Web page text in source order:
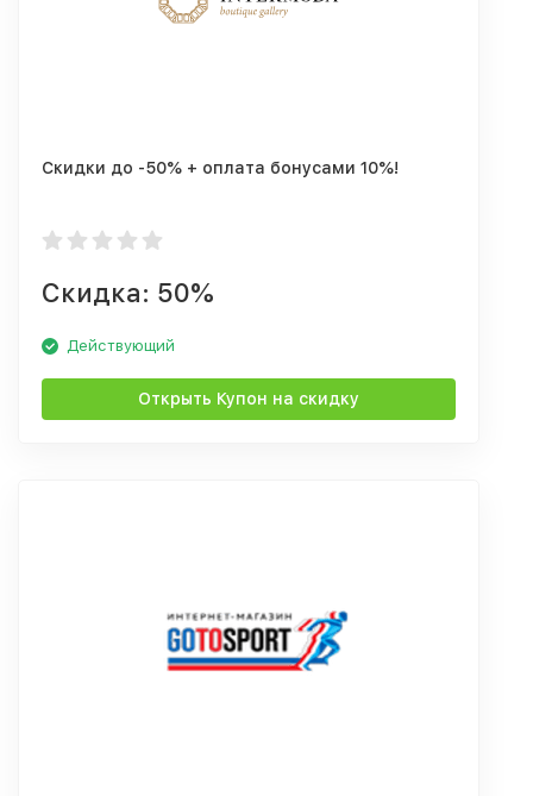
Скидки до -50% + оплата бонусами 10%!
Скидка: 50%
Действующий
Открыть Купон на скидку